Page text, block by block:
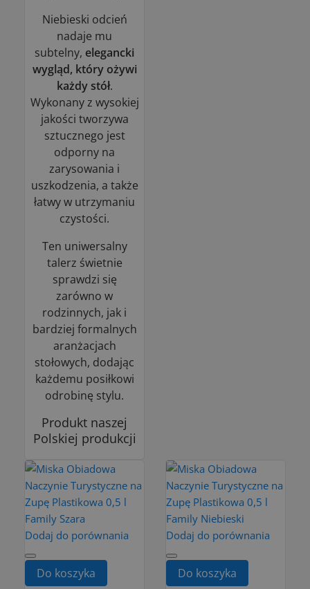
Niebieski odcień
nadaje mu
subtelny, elegancki
wygląd, który ożywi
każdy stół.
Wykonany z wysokiej
jakości tworzywa
sztucznego jest
odporny na
zarysowania i
uszkodzenia, a także
łatwy w utrzymaniu
czystości.
Ten uniwersalny
talerz świetnie
sprawdzi się
zarówno w
rodzinnych, jak i
bardziej formalnych
aranżacjach
stołowych, dodając
każdemu posiłkowi
odrobinę stylu.
Produkt naszej
Polskiej produkcji
Dodaj do porównania
Do koszyka
Dodaj do porównania
Do koszyka